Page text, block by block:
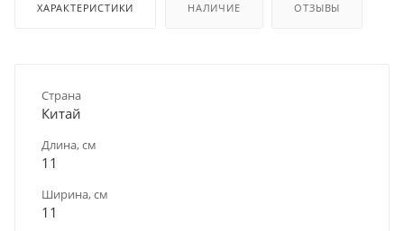
ХАРАКТЕРИСТИКИ НАЛИЧИЕ ОТЗЫВЫ
Страна
Китай
Длина, см
11
Ширина, см
11